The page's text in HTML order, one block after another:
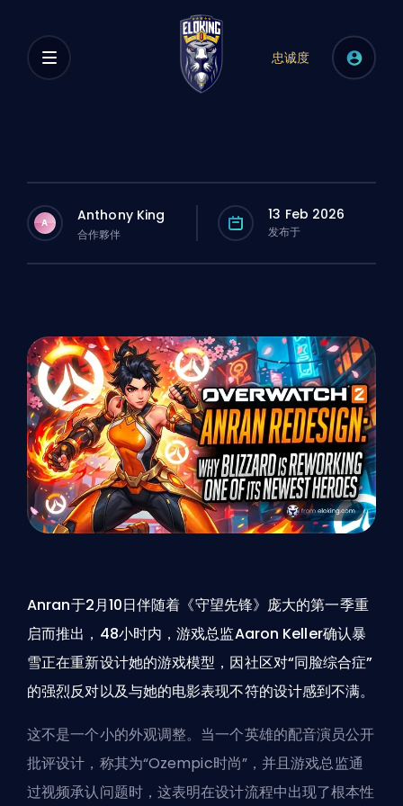
忠诚度
A Anthony King
合作夥伴
13 Feb 2026
发布于
Anran于2月10日伴随着《守望先锋》庞大的第一季重
启而推出，48小时内，游戏总监Aaron Keller确认暴
雪正在重新设计她的游戏模型，因社区对“同脸综合症”
的强烈反对以及与她的电影表现不符的设计感到不满。
这不是一个小的外观调整。当一个英雄的配音演员公开
批评设计，称其为“Ozempic时尚”，并且游戏总监通
过视频承认问题时，这表明在设计流程中出现了根本性